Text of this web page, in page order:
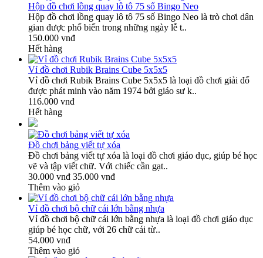
Hộp đồ chơi lồng quay lô tô 75 số Bingo Neo
Hộp đồ chơi lồng quay lô tô 75 số Bingo Neo là trò chơi dân
gian được phổ biến trong những ngày lễ t..
150.000 vnđ
Hết hàng
Vỉ đồ chơi Rubik Brains Cube 5x5x5
Vỉ đồ chơi Rubik Brains Cube 5x5x5 là loại đồ chơi giải đố
được phát minh vào năm 1974 bởi giáo sư k..
116.000 vnđ
Hết hàng
Đồ chơi bảng viết tự xóa
Đồ chơi bảng viết tự xóa là loại đồ chơi giáo dục, giúp bé học
vẽ và tập viết chữ. Với chiếc cần gạt..
30.000 vnđ 35.000 vnđ
Thêm vào giỏ
Vỉ đồ chơi bộ chữ cái lớn bằng nhựa
Vỉ đồ chơi bộ chữ cái lớn bằng nhựa là loại đồ chơi giáo dục
giúp bé học chữ, với 26 chữ cái từ..
54.000 vnđ
Thêm vào giỏ